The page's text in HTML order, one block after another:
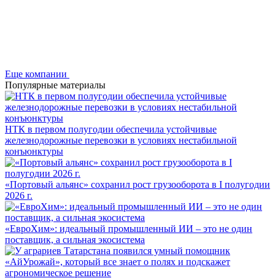
Еще компании
Популярные материалы
НТК в первом полугодии обеспечила устойчивые
железнодорожные перевозки в условиях нестабильной
конъюнктуры
«Портовый альянс» сохранил рост грузооборота в I полугодии
2026 г.
«ЕвроХим»: идеальный промышленный ИИ – это не один
поставщик, а сильная экосистема